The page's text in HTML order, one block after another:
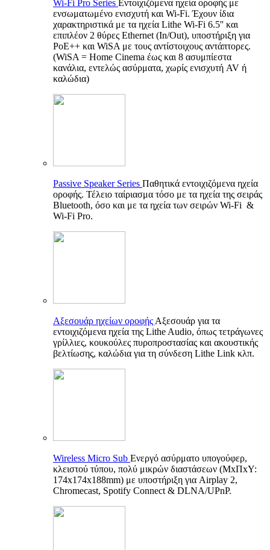
Wi-Fi Pro Series Εντοιχιζόμενα ηχεία οροφής με
ενσωματωμένο ενισχυτή και Wi-Fi. Έχουν ίδια
χαρακτηριστικά με τα ηχεία Lithe Wi-Fi 6.5'' και
επιπλέον 2 θύρες Ethernet (In/Out), υποστήριξη για
PoE++ και WiSA με τους αντίστοιχους αντάπτορες.
(WiSA = Home Cinema έως και 8 ασυμπίεστα
κανάλια, εντελώς ασύρματα, χωρίς ενισχυτή AV ή
καλώδια)
Passive Speaker Series Παθητικά εντοιχιζόμενα ηχεία
οροφής. Τέλειο ταίριασμα τόσο με τα ηχεία της σειράς
Bluetooth, όσο και με τα ηχεία των σειρών Wi-Fi &
Wi-Fi Pro.
Αξεσουάρ ηχείων οροφής Αξεσουάρ για τα
εντοιχιζόμενα ηχεία της Lithe Audio, όπως τετράγωνες
γρίλλιες, κουκούλες πυροπροστασίας και ακουστικής
βελτίωσης, καλώδια για τη σύνδεση Lithe Link κλπ.
Wireless Micro Sub Ενεργό ασύρματο υπογούφερ,
κλειστού τύπου, πολύ μικρών διαστάσεων (ΜxΠxΥ:
174x174x188mm) με υποστήριξη για Airplay 2,
Chromecast, Spotify Connect & DLNA/UPnP.